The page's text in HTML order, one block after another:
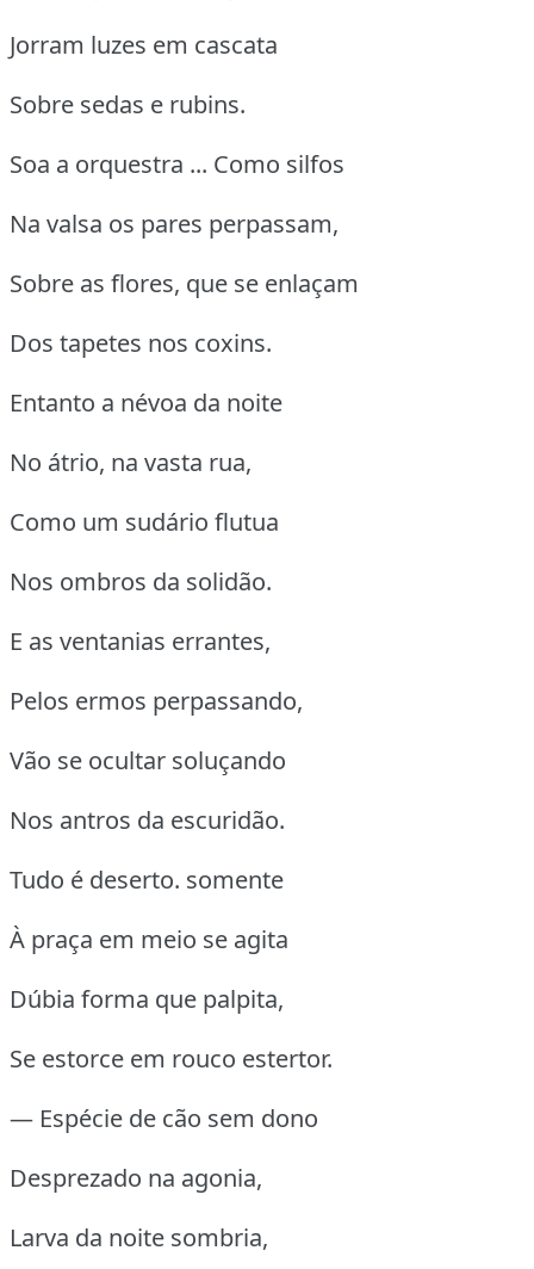
Jorram luzes em cascata
Sobre sedas e rubins.
Soa a orquestra ... Como silfos
Na valsa os pares perpassam,
Sobre as flores, que se enlaçam
Dos tapetes nos coxins.
Entanto a névoa da noite
No átrio, na vasta rua,
Como um sudário flutua
Nos ombros da solidão.
E as ventanias errantes,
Pelos ermos perpassando,
Vão se ocultar soluçando
Nos antros da escuridão.
Tudo é deserto. somente
À praça em meio se agita
Dúbia forma que palpita,
Se estorce em rouco estertor.
— Espécie de cão sem dono
Desprezado na agonia,
Larva da noite sombria,